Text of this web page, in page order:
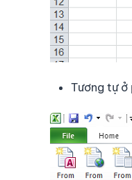
Tương tự ở